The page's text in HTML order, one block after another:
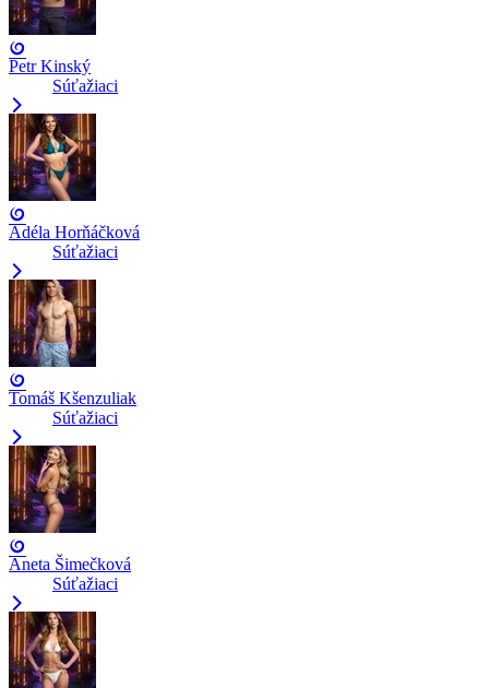
Petr Kinský
Súťažiaci
Adéla Horňáčková
Súťažiaci
Tomáš Kšenzuliak
Súťažiaci
Aneta Šimečková
Súťažiaci